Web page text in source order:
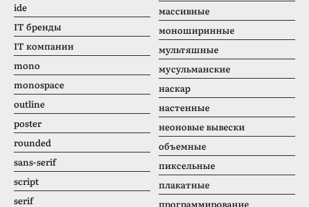
ide
IT бренды
IT компании
mono
monospace
outline
poster
rounded
sans-serif
script
serif
массивные
моноширинные
мультяшные
мусульманские
наскар
настенные
неоновые вывески
объемные
пиксельные
плакатные
программирование